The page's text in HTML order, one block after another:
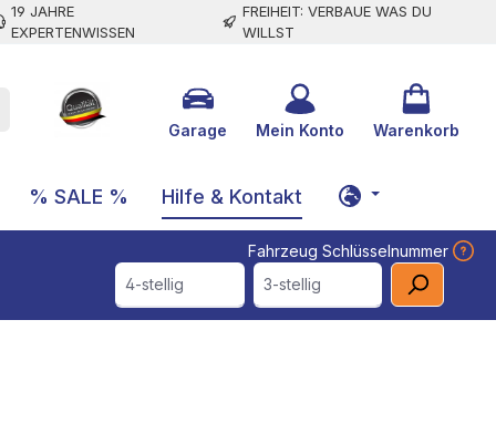
19 JAHRE
EXPERTENWISSEN
FREIHEIT: VERBAUE WAS DU
WILLST
Garage Mein Konto Warenkorb
% SALE % Hilfe & Kontakt
Fahrzeug Schlüsselnummer
4-stellig 3-stellig